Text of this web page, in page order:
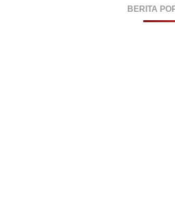
BERITA